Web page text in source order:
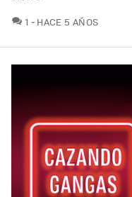
1 COMENTARIOS
HACE 5 AÑOS